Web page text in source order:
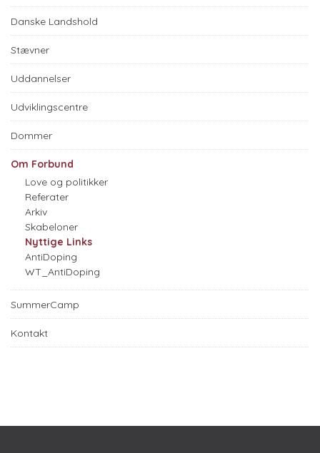
Danske Landshold
Stævner
Uddannelser
Udviklingscentre
Dommer
Om Forbund
Love og politikker
Referater
Arkiv
Skabeloner
Nyttige Links
AntiDoping
WT_AntiDoping
SummerCamp
Kontakt